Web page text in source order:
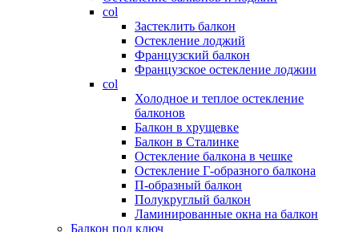
col
Застеклить балкон
Остекление лоджий
Французский балкон
Французское остекление лоджии
col
Холодное и теплое остекление
балконов
Балкон в хрущевке
Балкон в Сталинке
Остекление балкона в чешке
Остекление Г-образного балкона
П-образный балкон
Полукруглый балкон
Ламинированные окна на балкон
Балкон под ключ